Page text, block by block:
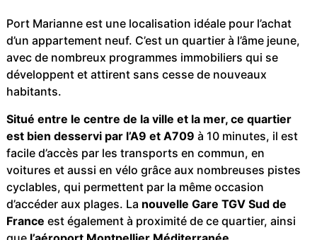
Port Marianne est une localisation idéale pour l’achat
d’un appartement neuf. C’est un quartier à l’âme jeune,
avec de nombreux programmes immobiliers qui se
développent et attirent sans cesse de nouveaux
habitants.
Situé entre le centre de la ville et la mer, ce quartier
est bien desservi par l’A9 et A709 à 10 minutes, il est
facile d’accès par les transports en commun, en
voitures et aussi en vélo grâce aux nombreuses pistes
cyclables, qui permettent par la même occasion
d’accéder aux plages. La nouvelle Gare TGV Sud de
France est également à proximité de ce quartier, ainsi